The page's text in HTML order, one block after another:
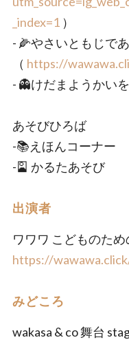
_index=1 ）
- 🌽やさいともじで
（ https://
- 👻けだまようかい
あそびひろば
-📚えほんコーナー
-🎴 かるたあそび
出演者
ワワワ こどものた
https://
みどころ
wakasa & co 舞台